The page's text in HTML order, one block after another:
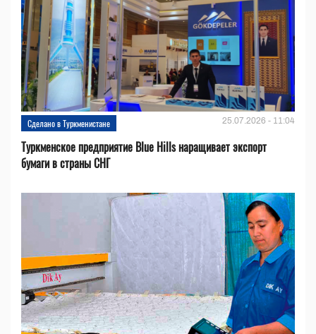
Сделано в Туркменистане 25.07.2026 - 11:04
Туркменское предприятие Blue Hills наращивает экспорт
бумаги в страны СНГ